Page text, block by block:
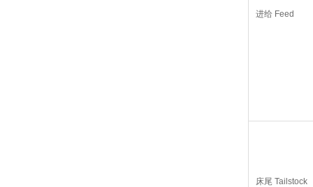
进给 Feed
床尾 Tailstock